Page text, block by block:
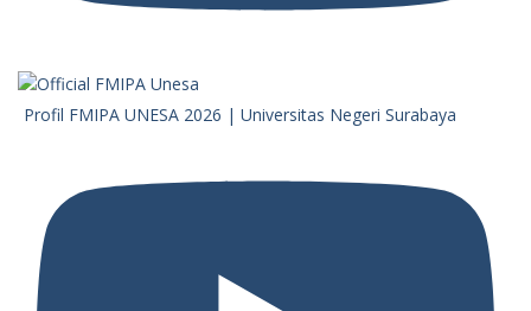
Profil FMIPA UNESA 2026 | Universitas Negeri Surabaya